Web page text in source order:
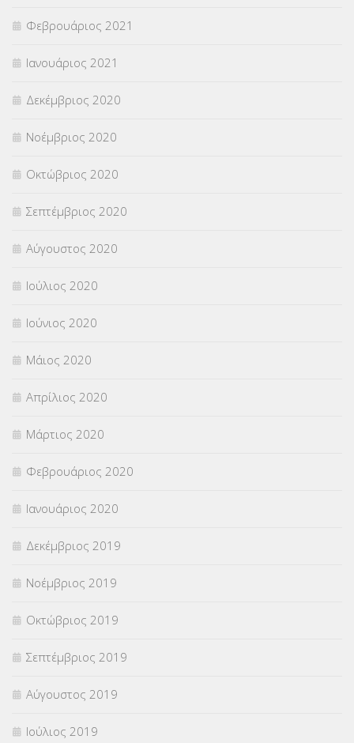
Φεβρουάριος 2021
Ιανουάριος 2021
Δεκέμβριος 2020
Νοέμβριος 2020
Οκτώβριος 2020
Σεπτέμβριος 2020
Αύγουστος 2020
Ιούλιος 2020
Ιούνιος 2020
Μάιος 2020
Απρίλιος 2020
Μάρτιος 2020
Φεβρουάριος 2020
Ιανουάριος 2020
Δεκέμβριος 2019
Νοέμβριος 2019
Οκτώβριος 2019
Σεπτέμβριος 2019
Αύγουστος 2019
Ιούλιος 2019